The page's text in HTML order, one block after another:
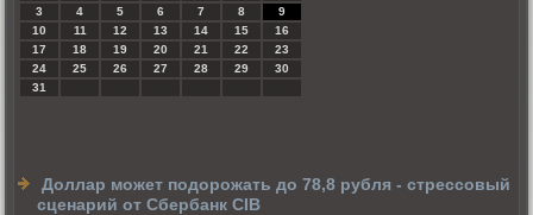
3
4 5 6 7 8
9
10
11 12 13 14 15
16
17
18 19 20 21 22
23
24
25 26 27 28 29
30
31
Доллар может подорожать до 78,8 рубля - стрессовый
сценарий от Сбербанк CIB